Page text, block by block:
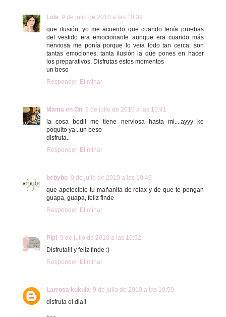
Lola 9 de julio de 2010 a las 10:39
que ilusión, yo me acuerdo que cuando tenía pruebas
del vestido era emocionante aunque era cuando más
nerviosa me ponía porque lo veía todo tan cerca, son
tantas emociones, tanta ilusión la que pones en hacer
los preparativos. Disfrutas estos momentos
un beso
Responder Eliminar
Mama en On 9 de julio de 2010 a las 10:41
la cosa bodil me tiene nerviosa hasta mi....ayyy ke
poquito ya...un beso
disfruta..
Responder Eliminar
bebybo 9 de julio de 2010 a las 10:49
que apetecible tu mañanita de relax y de que te pongan
guapa, guapa, feliz finde
Responder Eliminar
Pipi 9 de julio de 2010 a las 10:52
Disfruta!!! y feliz finde :)
Responder Eliminar
Larrosa kukula 9 de julio de 2010 a las 10:59
disfruta el dia!!